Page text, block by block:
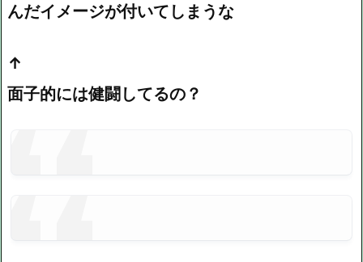
んだイメージが付いてしまうな
↑
面子的には健闘してるの？